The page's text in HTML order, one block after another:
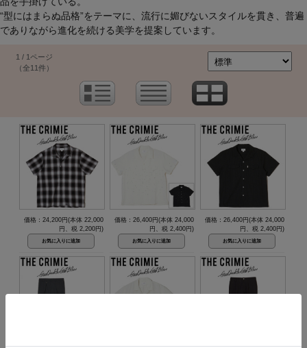
“型にはまらぬ品格”をテーマに、流行に媚びないスタイルを貫き、普遍
でありながら進化を続ける美学を提案しています。
1 / 1ページ
（全11件）
価格：24,200円(本体 22,000
円、税 2,200円)
価格：26,400円(本体 24,000
円、税 2,400円)
価格：26,400円(本体 24,000
円、税 2,400円)